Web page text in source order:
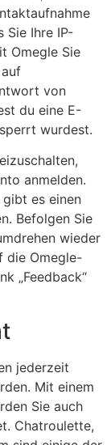
Sie Ihre IP-
Omegle Sie
von
du eine E-
wurdest.
anmelden.
es einen
Befolgen Sie
wieder
die Omegle-
„Feedback“
jederzeit
Mit einem
Sie auch
Chatroulette,